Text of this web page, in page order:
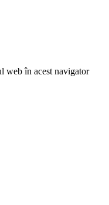
web în acest navigator